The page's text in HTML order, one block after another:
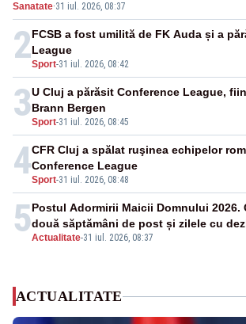
Sanatate·31 iul. 2026, 08:37
2Sport-31 iul. 2026, 08:42
FCSB a fost umilită de FK Auda și a
League
3Sport-31 iul. 2026, 08:45
U Cluj a părăsit Conference League,
Brann Bergen
4Sport-31 iul. 2026, 08:48
CFR Cluj a spălat ruşinea echipelor
Conference League
5Actualitate-31 iul. 2026, 08:37
Postul Adormirii Maicii Domnului 2026.
două săptămâni de post și zilele cu
ACTUALITATE